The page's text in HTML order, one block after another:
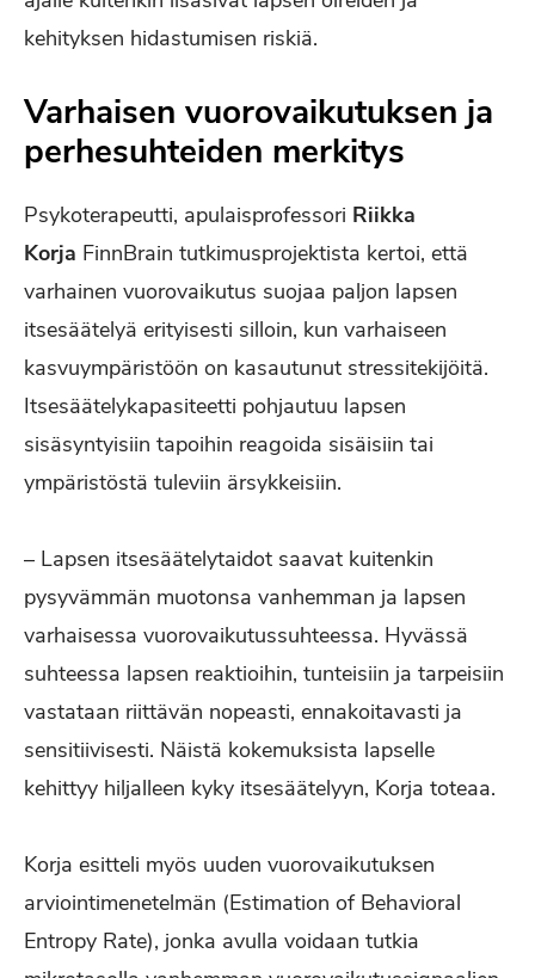
kehityksen hidastumisen riskiä.
Varhaisen vuorovaikutuksen ja
perhesuhteiden merkitys
Psykoterapeutti, apulaisprofessori Riikka
Korja FinnBrain tutkimusprojektista kertoi, että
varhainen vuorovaikutus suojaa paljon lapsen
itsesäätelyä erityisesti silloin, kun varhaiseen
kasvuympäristöön on kasautunut stressitekijöitä.
Itsesäätelykapasiteetti pohjautuu lapsen
sisäsyntyisiin tapoihin reagoida sisäisiin tai
ympäristöstä tuleviin ärsykkeisiin.
– Lapsen itsesäätelytaidot saavat kuitenkin
pysyvämmän muotonsa vanhemman ja lapsen
varhaisessa vuorovaikutussuhteessa. Hyvässä
suhteessa lapsen reaktioihin, tunteisiin ja tarpeisiin
vastataan riittävän nopeasti, ennakoitavasti ja
sensitiivisesti. Näistä kokemuksista lapselle
kehittyy hiljalleen kyky itsesäätelyyn, Korja toteaa.
Korja esitteli myös uuden vuorovaikutuksen
arviointimenetelmän (Estimation of Behavioral
Entropy Rate), jonka avulla voidaan tutkia